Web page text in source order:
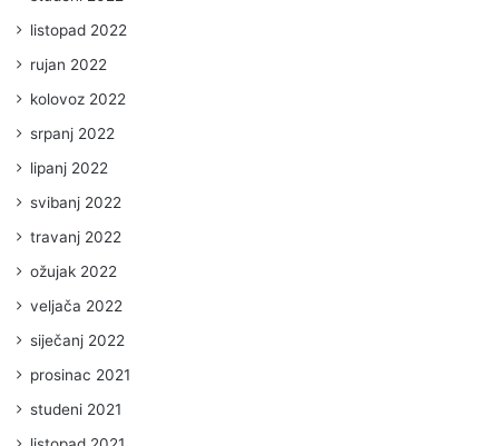
listopad 2022
rujan 2022
kolovoz 2022
srpanj 2022
lipanj 2022
svibanj 2022
travanj 2022
ožujak 2022
veljača 2022
siječanj 2022
prosinac 2021
studeni 2021